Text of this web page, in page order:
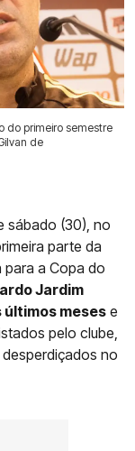
do primeiro semestre
de
sábado (30), no
parte da
para a Copa do
Jardim
últimos meses e
pelo clube,
no